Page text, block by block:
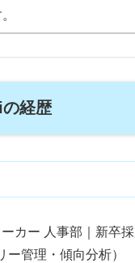
経歴
カー 人事部｜新卒
ー管理・傾向分析）